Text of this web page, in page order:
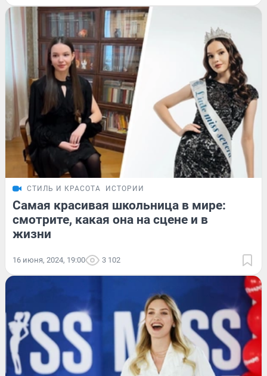
СТИЛЬ И КРАСОТА ИСТОРИИ
Самая красивая школьница в мире:
смотрите, какая она на сцене и в
жизни
16 июня, 2024, 19:00 3 102